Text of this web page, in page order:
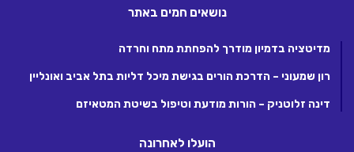
נושאים חמים באתר
מדיטציה בדמיון מודרך להפחתת מתח וחרדה
רון שמעוני – הדרכת הורים בגישת מיכל דליות בתל אביב ואונליין
דינה זלוטניק – הורות מודעת וטיפול בשיטת המטאיזם
הועלו לאחרונה